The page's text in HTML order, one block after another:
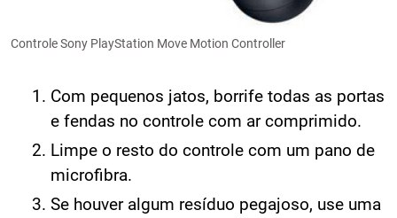
Controle Sony PlayStation Move Motion Controller
Com pequenos jatos, borrife todas as portas
e fendas no controle com ar comprimido.
Limpe o resto do controle com um pano de
microfibra.
Se houver algum resíduo pegajoso, use uma